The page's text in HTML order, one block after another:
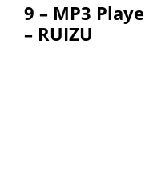
9 – MP3
– RUIZU